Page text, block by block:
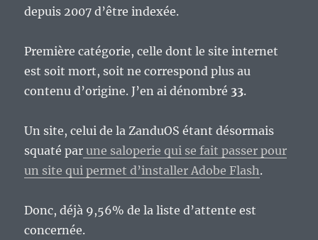
depuis 2007 d’être indexée.
Première catégorie, celle dont le site internet
est soit mort, soit ne correspond plus au
contenu d’origine. J’en ai dénombré 33.
Un site, celui de la ZanduOS étant désormais
squaté par une saloperie qui se fait passer pour
un site qui permet d’installer Adobe Flash.
Donc, déjà 9,56% de la liste d’attente est
concernée.